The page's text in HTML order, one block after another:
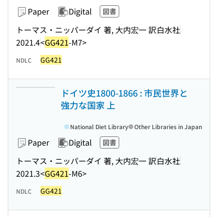
Paper Digital 図書
トーマス・ニッパーダイ 著, 大内宏一 訳白水社
2021.4<GG421-M7>
NDLC GG421
ドイツ史1800-1866 : 市民世界と
強力な国家 上
Paper Digital 図書
トーマス・ニッパーダイ 著, 大内宏一 訳白水社
2021.3<GG421-M6>
National Diet Library Other Libraries in Japan
NDLC GG421